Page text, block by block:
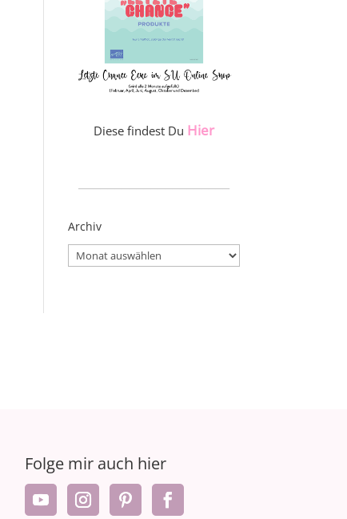
Diese findest Du Hier
Archiv
Archiv
Folge mir auch hier